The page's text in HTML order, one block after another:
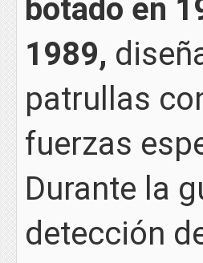
botado en
1989,
patrullas
fuerzas
Durante la
detección